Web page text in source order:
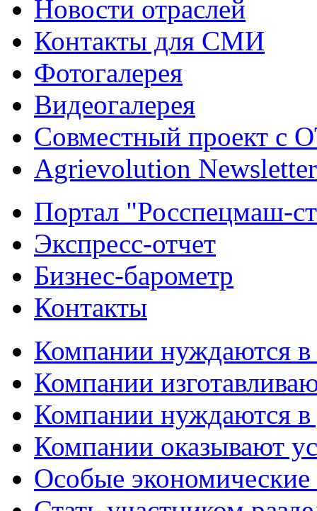
Новости отраслей
Контакты для СМИ
Фотогалерея
Видеогалерея
Совместный проект с
Agrievolution Newsletter
Портал "Росспецмаш-
Экспресс-отчет
Бизнес-барометр
Контакты
Компании нуждаются в
Компании
Компании нуждаются в
Компании оказывают
Особые